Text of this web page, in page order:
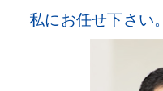
私にお任せ下さい。